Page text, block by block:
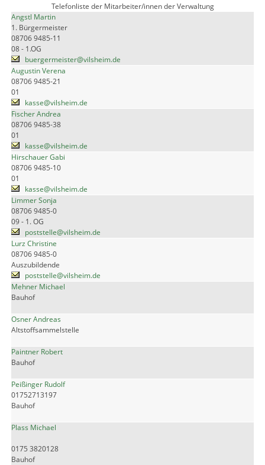
Telefonliste der Mitarbeiter/innen der Verwaltung
Angstl Martin
1. Bürgermeister
08706 9485-11
08 - 1.OG
buergermeister@vilsheim.de
Augustin Verena
08706 9485-21
01
kasse@vilsheim.de
Fischer Andrea
08706 9485-38
01
kasse@vilsheim.de
Hirschauer Gabi
08706 9485-10
01
kasse@vilsheim.de
Limmer Sonja
08706 9485-0
09 - 1. OG
poststelle@vilsheim.de
Lurz Christine
08706 9485-0
Auszubildende
poststelle@vilsheim.de
Mehner Michael
Bauhof
Osner Andreas
Altstoffsammelstelle
Paintner Robert
Bauhof
Peißinger Rudolf
01752713197
Bauhof
Plass Michael
0175 3820128
Bauhof